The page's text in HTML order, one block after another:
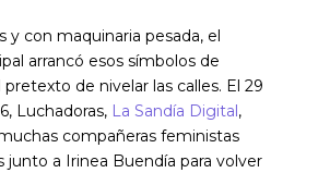
y con maquinaria pesada, el
arrancó esos símbolos de
de nivelar las calles. El 29
Luchadoras, La Sandía Digital ,
compañeras feministas
junto a Irinea Buendía para volver